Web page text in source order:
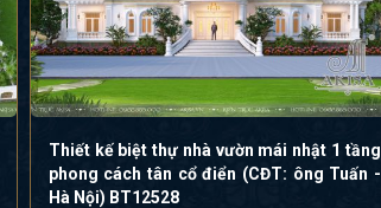
Thiết kế biệt thự nhà vườn mái nhật 1 tầng
phong cách tân cổ điển (CĐT: ông Tuấn -
Hà Nội) BT12528